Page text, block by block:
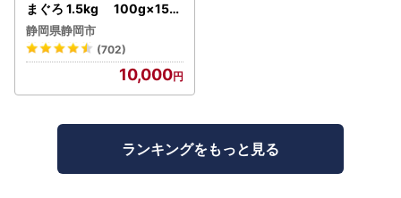
まぐろ 1.5kg 100g×15パ
ック
静岡県静岡市
(702)
10,000
ランキングをもっと見る